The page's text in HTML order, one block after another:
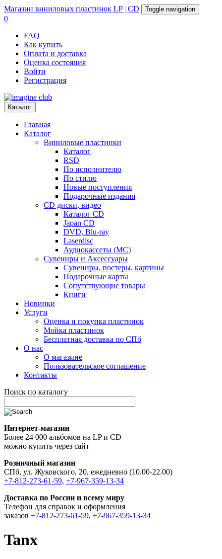
Магазин виниловых пластинок LP | CD Toggle navigation
0
FAQ
Как купить
Оплата и доставка
Оценка состояния
Войти
Регистрация
Каталог
Главная
Каталог
Виниловые пластинки
Каталог
RSD
По исполнителю
По стилю
Новые поступления
Подарочные издания
CD диски, видео
Каталог CD
Japan CD
DVD, Blu-ray
Laserdisc
Аудиокассеты (MC)
Сувениры и Аксессуары
Сувениры, постеры, картины
Подарочные карты
Сопутствующие товары
Книги
Новинки
Услуги
Оценка и покупка пластинок
Мойка пластинок
Бесплатная доставка по СПб
О нас
О магазине
Пользовательское соглашение
Контакты
Поиск по каталогу
Интернет-магазин
Более 24 000 альбомов на LP и CD
можно купить через сайт
Розничный магазин
СПб, ул. Жуковского, 20, ежедневно (10.00-22.00)
+7-812-273-61-59, +7-967-359-13-34
Доставка по России и всему миру
Телефон для справок и оформления
заказов +7-812-273-61-59, +7-967-359-13-34
Tanx